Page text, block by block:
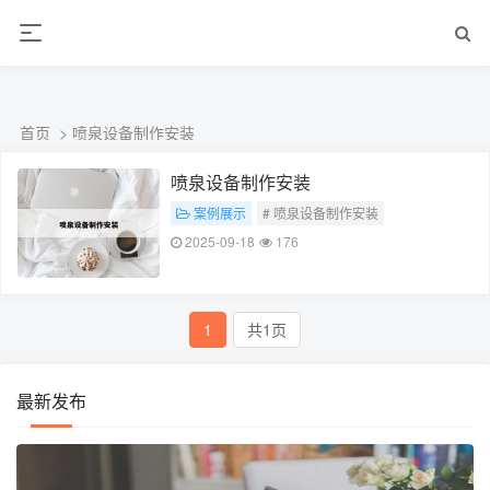
材经营部
首页 > 喷泉设备制作安装
喷泉设备制作安装
案例展示
# 喷泉设备制作安装
2025-09-18
176
1 共1页
最新发布